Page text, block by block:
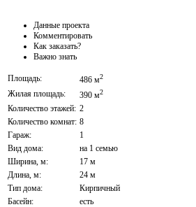
Данные проекта
Комментировать
Как заказать?
Важно знать
Площадь: 486 м2
Жилая площадь: 390 м2
Количество этажей: 2
Количество комнат: 8
Гараж:
1
Вид дома:
на 1 семью
Ширина, м:
17 м
Длина, м:
24 м
Тип дома:
Кирпичный
Басейн:
есть